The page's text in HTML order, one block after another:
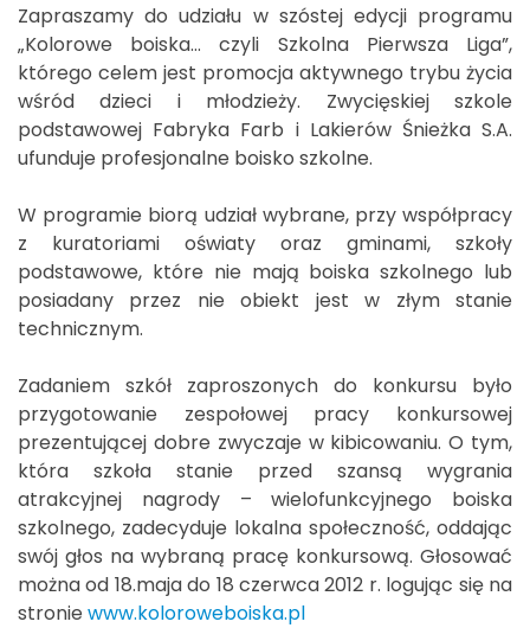
Zapraszamy do udziału w szóstej edycji programu
„Kolorowe boiska… czyli Szkolna Pierwsza Liga”,
którego celem jest promocja aktywnego trybu życia
wśród dzieci i młodzieży. Zwycięskiej szkole
podstawowej Fabryka Farb i Lakierów Śnieżka S.A.
ufunduje profesjonalne boisko szkolne.
W programie biorą udział wybrane, przy współpracy
z kuratoriami oświaty oraz gminami, szkoły
podstawowe, które nie mają boiska szkolnego lub
posiadany przez nie obiekt jest w złym stanie
technicznym.
Zadaniem szkół zaproszonych do konkursu było
przygotowanie zespołowej pracy konkursowej
prezentującej dobre zwyczaje w kibicowaniu. O tym,
która szkoła stanie przed szansą wygrania
atrakcyjnej nagrody – wielofunkcyjnego boiska
szkolnego, zadecyduje lokalna społeczność, oddając
swój głos na wybraną pracę konkursową. Głosować
można od 18.maja do 18 czerwca 2012 r. logując się na
stronie www.koloroweboiska.pl